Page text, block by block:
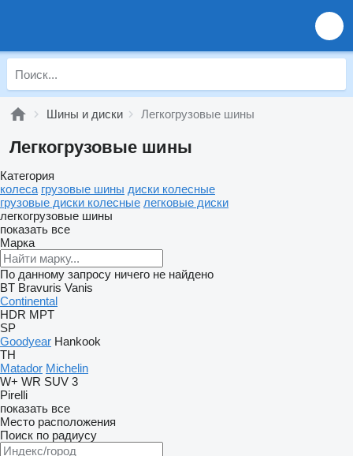
Шины и диски Легкогрузовые шины
Легкогрузовые шины
Категория
колеса грузовые шины диски колесные
грузовые диски колесные легковые диски
легкогрузовые шины
показать все
Марка
По данному запросу ничего не найдено
BT Bravuris Vanis
Continental
HDR MPT
SP
Goodyear Hankook
TH
Matador Michelin
W+ WR SUV 3
Pirelli
показать все
Место расположения
Поиск по радиусу